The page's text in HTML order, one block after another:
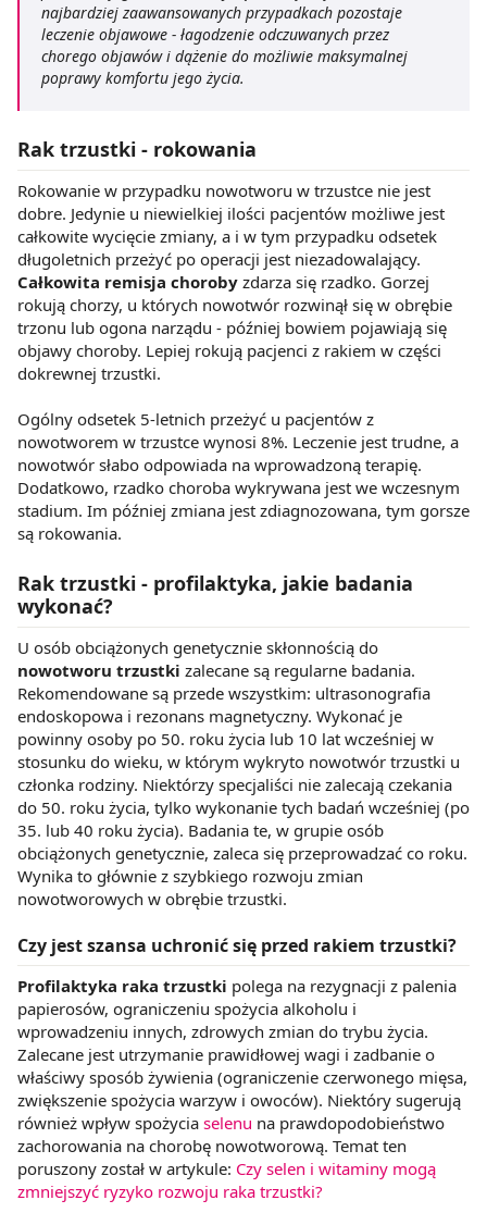
z brakiem dostępu do wszystkich funkcjonalności
Strony.
najbardziej zaawansowanych przypadkach pozostaje
leczenie objawowe - łagodzenie odczuwanych przez
chorego objawów i dążenie do możliwie maksymalnej
poprawy komfortu jego życia.
Rak trzustki - rokowania
Rokowanie w przypadku nowotworu w trzustce nie jest
dobre. Jedynie u niewielkiej ilości pacjentów możliwe jest
całkowite wycięcie zmiany, a i w tym przypadku odsetek
długoletnich przeżyć po operacji jest niezadowalający.
Całkowita remisja choroby zdarza się rzadko. Gorzej
rokują chorzy, u których nowotwór rozwinął się w obrębie
trzonu lub ogona narządu - później bowiem pojawiają się
objawy choroby. Lepiej rokują pacjenci z rakiem w części
dokrewnej trzustki.
Ogólny odsetek 5-letnich przeżyć u pacjentów z
nowotworem w trzustce wynosi 8%. Leczenie jest trudne, a
nowotwór słabo odpowiada na wprowadzoną terapię.
Dodatkowo, rzadko choroba wykrywana jest we wczesnym
stadium. Im później zmiana jest zdiagnozowana, tym gorsze
są rokowania.
Rak trzustki - profilaktyka, jakie badania
wykonać?
U osób obciążonych genetycznie skłonnością do
nowotworu trzustki zalecane są regularne badania.
Rekomendowane są przede wszystkim: ultrasonografia
endoskopowa i rezonans magnetyczny. Wykonać je
powinny osoby po 50. roku życia lub 10 lat wcześniej w
stosunku do wieku, w którym wykryto nowotwór trzustki u
członka rodziny. Niektórzy specjaliści nie zalecają czekania
do 50. roku życia, tylko wykonanie tych badań wcześniej (po
35. lub 40 roku życia). Badania te, w grupie osób
obciążonych genetycznie, zaleca się przeprowadzać co roku.
Wynika to głównie z szybkiego rozwoju zmian
nowotworowych w obrębie trzustki.
Czy jest szansa uchronić się przed rakiem trzustki?
Profilaktyka raka trzustki polega na rezygnacji z palenia
papierosów, ograniczeniu spożycia alkoholu i
wprowadzeniu innych, zdrowych zmian do trybu życia.
Zalecane jest utrzymanie prawidłowej wagi i zadbanie o
właściwy sposób żywienia (ograniczenie czerwonego mięsa,
zwiększenie spożycia warzyw i owoców). Niektóry sugerują
również wpływ spożycia selenu na prawdopodobieństwo
zachorowania na chorobę nowotworową. Temat ten
poruszony został w artykule: Czy selen i witaminy mogą
zmniejszyć ryzyko rozwoju raka trzustki?